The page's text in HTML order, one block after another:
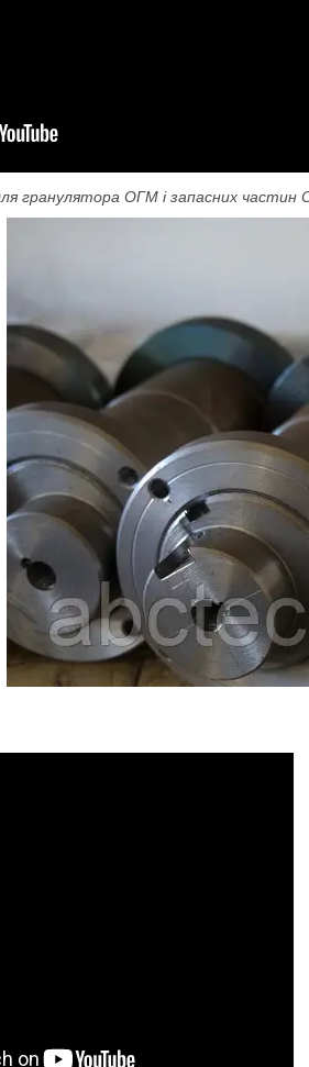
гранулятора ОГМ і запасних частин